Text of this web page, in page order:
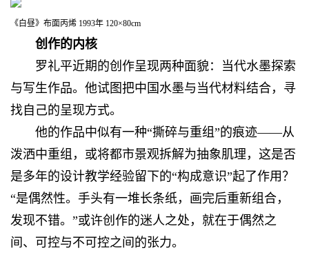
《白昼》布面丙烯 1993年 120×80cm
创作的内核
罗礼平近期的创作呈现两种面貌：当代水墨探索
与写生作品。他试图把中国水墨与当代材料结合，寻
找自己的呈现方式。
他的作品中似有一种“撕碎与重组”的痕迹——从
泼洒中重组，或将都市景观拆解为抽象肌理，这是否
是多年的设计教学经验留下的“构成意识”起了作用？
“是偶然性。手头有一堆长条纸，画完后重新组合，
发现不错。”或许创作的迷人之处，就在于偶然之
间、可控与不可控之间的张力。